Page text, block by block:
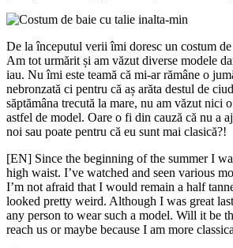
De la începutul verii îmi doresc un costum
Am tot urmărit și am văzut diverse modele
iau. Nu îmi este teamă că mi-ar rămâne o
nebronzată ci pentru că aș arăta destul de
săptămâna trecută la mare, nu am văzut nici
astfel de model. Oare o fi din cauză că nu a
noi sau poate pentru că eu sunt mai clasică?!
[EN] Since the beginning ofthe summer I
high waist. I’ve watched and seen various
I’m not afraid that I would remain a half
looked pretty weird. Although I was great
any person to wear such a model. Will it be
reach us or maybe because I am more